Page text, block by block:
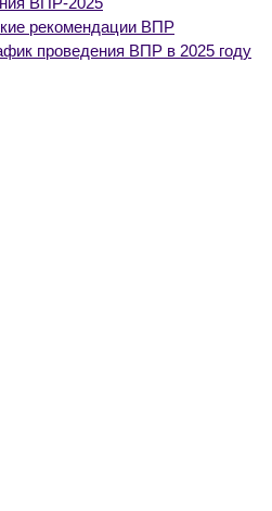
рекомендации ВПР
проведения ВПР в 2025 году